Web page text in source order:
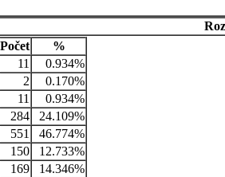
Počet
%
11
0.934%
2
0.170%
11
0.934%
284
24.109%
551
46.774%
150
12.733%
169
14.346%